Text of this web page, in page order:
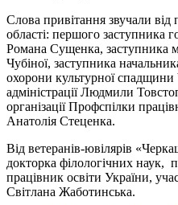
Слова привітання звучали від
області: першого заступника
Романа Сущенка, заступника
Чубіної, заступника
охорони культурної спадщини
адміністрації Людмили
організації Профспілки
Анатолія Стеценка.
Від ветеранів-ювілярів
докторка філологічних
працівник освіти України,
Світлана Жаботинська.